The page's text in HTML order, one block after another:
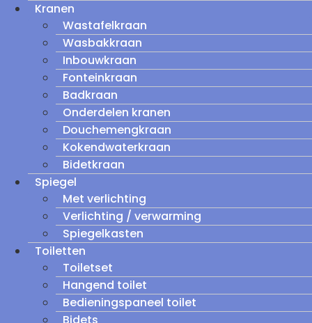
Kranen
Wastafelkraan
Wasbakkraan
Inbouwkraan
Fonteinkraan
Badkraan
Onderdelen kranen
Douchemengkraan
Kokendwaterkraan
Bidetkraan
Spiegel
Met verlichting
Verlichting / verwarming
Spiegelkasten
Toiletten
Toiletset
Hangend toilet
Bedieningspaneel toilet
Bidets